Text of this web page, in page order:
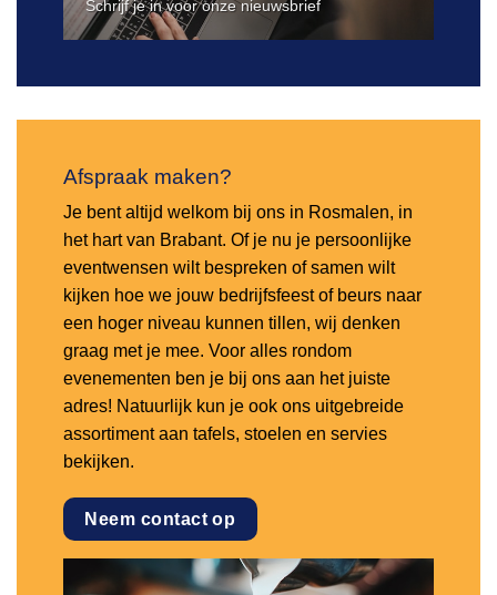
Schrijf je in voor onze nieuwsbrief
Afspraak maken?
Je bent altijd welkom bij ons in Rosmalen, in
het hart van Brabant. Of je nu je persoonlijke
eventwensen wilt bespreken of samen wilt
kijken hoe we jouw bedrijfsfeest of beurs naar
een hoger niveau kunnen tillen, wij denken
graag met je mee. Voor alles rondom
evenementen ben je bij ons aan het juiste
adres! Natuurlijk kun je ook ons uitgebreide
assortiment aan tafels, stoelen en servies
bekijken.
Neem contact op